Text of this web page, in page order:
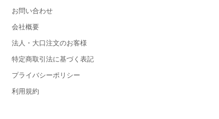
お問い合わせ
会社概要
法人・大口注文のお客様
特定商取引法に基づく表記
プライバシーポリシー
利用規約